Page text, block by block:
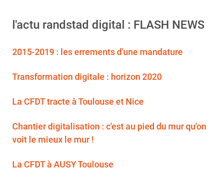
l'actu randstad digital : FLASH NEWS
2015-2019 : les errements d'une mandature
Transformation digitale : horizon 2020
La CFDT tracte à Toulouse et Nice
Chantier digitalisation : c'est au pied du mur qu'on
voit le mieux le mur !
La CFDT à AUSY Toulouse